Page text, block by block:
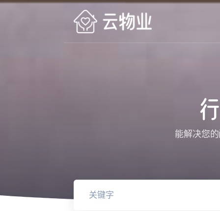
能解决您